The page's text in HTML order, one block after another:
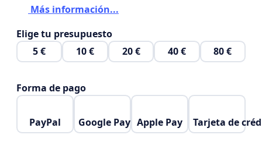
Más información...
Elige tu presupuesto
5 €
10 € 20 € 40 € 80 €
Forma de pago
PayPal Google Pay Apple Pay Tarjeta de